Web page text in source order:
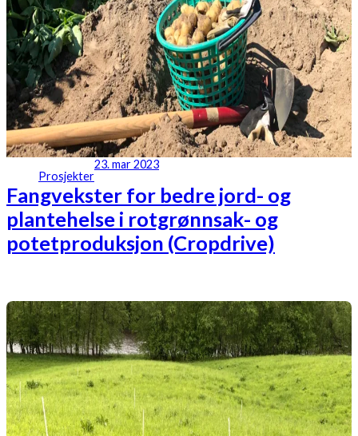
Prosjekter
23. mar 2023
Fangvekster for bedre jord- og
plantehelse i rotgrønnsak- og
potetproduksjon (Cropdrive)